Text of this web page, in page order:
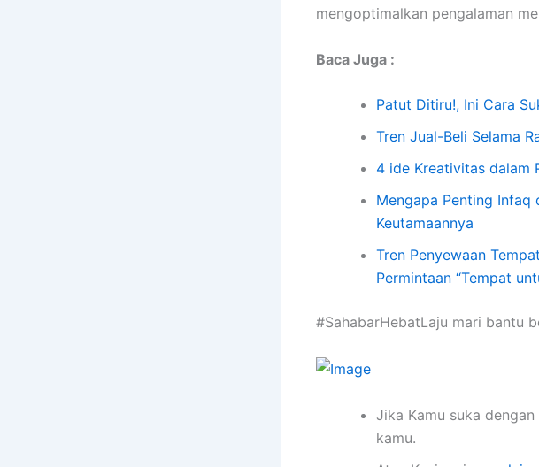
mengoptimalkan pengalaman
Baca Juga :
Patut Ditiru!, Ini Cara
Tren Jual-Beli Selama
4 ide Kreativitas dalam
Mengapa Penting Infaq
Keutamaannya
Tren Penyewaan
Permintaan “Tempat
#SahabarHebatLaju mari bantu
Jika Kamu suka
kamu.